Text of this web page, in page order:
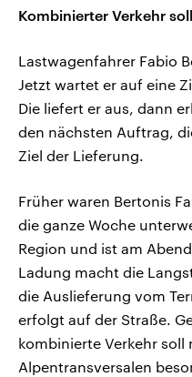
Kombinierter Verkehr
Lastwagenfahrer Fabio
Jetzt wartet er auf eine
Die liefert er aus, dann
den nächsten Auftrag,
Ziel der Lieferung.
Früher waren Bertonis
die ganze Woche
Region und ist am
Ladung macht die
die Auslieferung vom
erfolgt auf der Straße.
kombinierte Verkehr soll
Alpentransversalen